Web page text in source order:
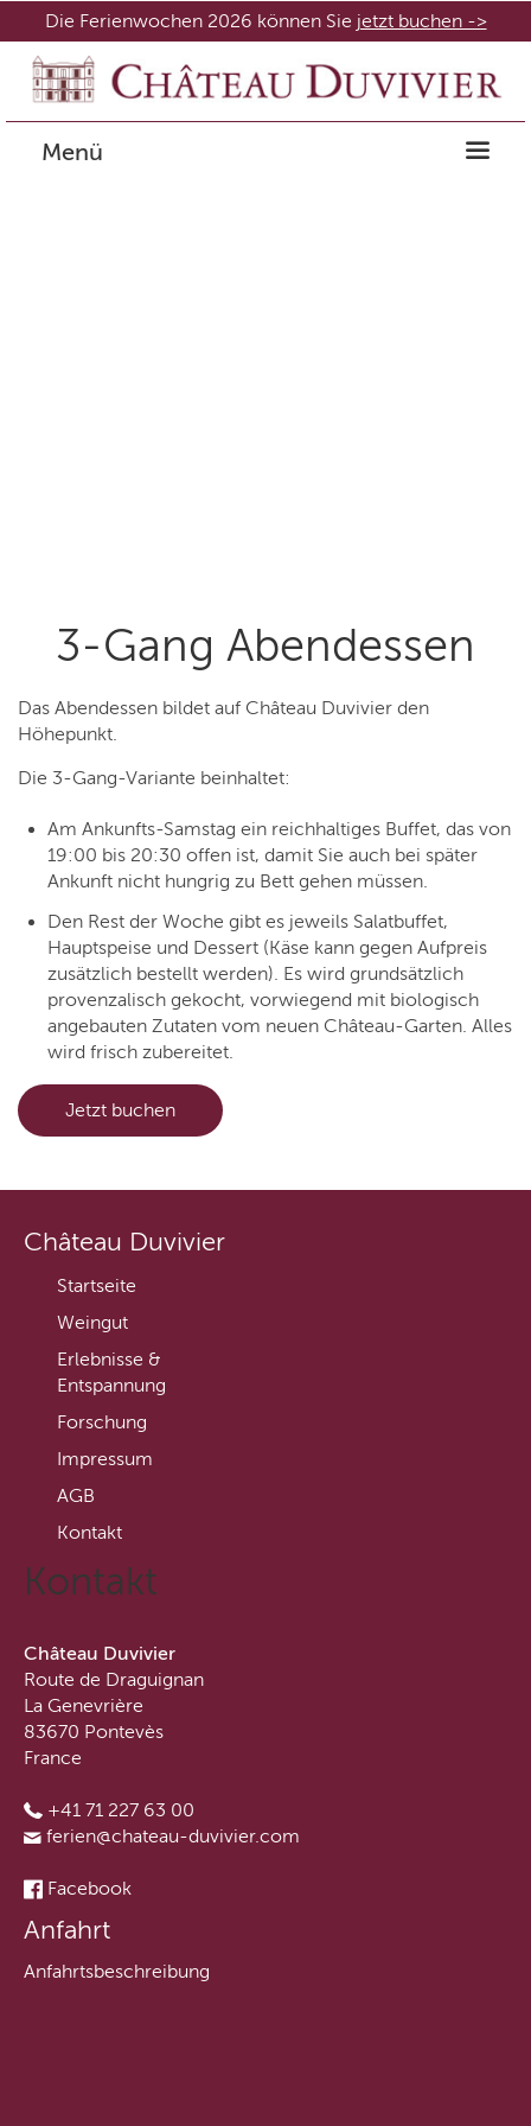
Die Ferienwochen 2026 können Sie jetzt buchen ->
Menü
3-Gang Abendessen
Das Abendessen bildet auf Château Duvivier den
Höhepunkt.
Die 3-Gang-Variante beinhaltet:
Am Ankunfts-Samstag ein reichhaltiges Buffet, das von
19:00 bis 20:30 offen ist, damit Sie auch bei später
Ankunft nicht hungrig zu Bett gehen müssen.
Den Rest der Woche gibt es jeweils Salatbuffet,
Hauptspeise und Dessert (Käse kann gegen Aufpreis
zusätzlich bestellt werden). Es wird grundsätzlich
provenzalisch gekocht, vorwiegend mit biologisch
angebauten Zutaten vom neuen Château-Garten. Alles
wird frisch zubereitet.
Jetzt buchen
Château Duvivier
Startseite
Weingut
Erlebnisse &
Entspannung
Forschung
Impressum
AGB
Kontakt
Kontakt
Château Duvivier
Route de Draguignan
La Genevrière
83670 Pontevès
France
+41 71 227 63 00
ferien@chateau-duvivier.com
Facebook
Anfahrt
Anfahrtsbeschreibung